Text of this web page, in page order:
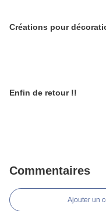
Créations pour
Enfin de retour !!
Commentaires
Ajouter un